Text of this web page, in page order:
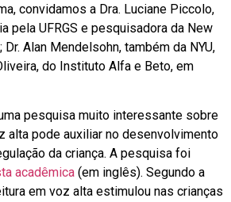
convidamos a Dra. Luciane Piccolo,
pela UFRGS e pesquisadora da New
Dr. Alan Mendelsohn, também da NYU,
do Instituto Alfa e Beto, em
pesquisa muito interessante sobre
alta pode auxiliar no desenvolvimento
da criança. A pesquisa foi
acadêmica (em inglês). Segundo a
em voz alta estimulou nas crianças